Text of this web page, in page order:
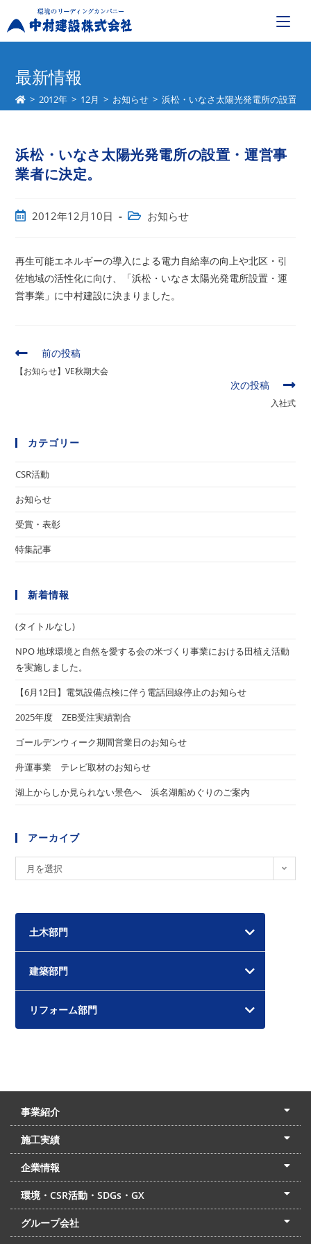
最新情報
> 2012年 > 12月 > お知らせ > 浜松・いなさ太陽光発電所の設置・
浜松・いなさ太陽光発電所の設置・運営事
業者に決定。
投
開
日:
2012年12月10日
投
テ
ゴ
リ
ー:
お知らせ
再生可能エネルギーの導入による電力自給率の向上や北区・引
佐地域の活性化に向け、「浜松・いなさ太陽光発電所設置・運
営事業」に中村建設に決まりました。
そ
の
他
読
前の投稿
【お知らせ】VE秋期大会
次の投稿
入社式
カテゴリー
CSR活動
お知らせ
受賞・表彰
特集記事
新着情報
(タイトルなし)
NPO 地球環境と自然を愛する会の米づくり事業における田植え活動
を実施しました。
【6月12日】電気設備点検に伴う電話回線停止のお知らせ
2025年度 ZEB受注実績割合
ゴールデンウィーク期間営業日のお知らせ
舟運事業 テレビ取材のお知らせ
湖上からしか見られない景色へ 浜名湖船めぐりのご案内
アーカイブ
ー
イ
月を選択
土木部門
建築部門
リフォーム部門
事業紹介
土木本部
建築本部
PPP・PFI
リフォーム・リノベーション
中村建設の家
施工実績
土木部門
建築部門
リフォーム部門
住宅部門
名古屋支店
東京支店
企業情報
会社概要
経営理念
沿革
リクルート
最新情報
お問合せ
環境・CSR活動・SDGs・GX
LSS流動化処理工法
CSR・SDGs・GX
発電事業
次世代ZEBオフィス
グループ会社